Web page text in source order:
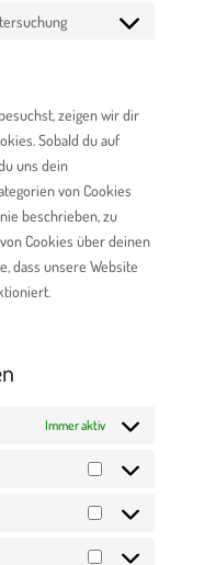
instagram
Consent
sonstiges
zeigen wir dir
Sobald du auf
uns dein
von Cookies
beschrieben, zu
Cookies über deinen
dass unsere Website
Immer aktiv
Vorlieben
Statistiken